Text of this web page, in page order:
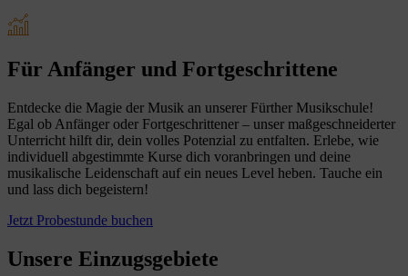
Für Anfänger und Fortgeschrittene
Entdecke die Magie der Musik an unserer Fürther Musikschule!
Egal ob Anfänger oder Fortgeschrittener – unser maßgeschneiderter
Unterricht hilft dir, dein volles Potenzial zu entfalten. Erlebe, wie
individuell abgestimmte Kurse dich voranbringen und deine
musikalische Leidenschaft auf ein neues Level heben. Tauche ein
und lass dich begeistern!
Jetzt Probestunde buchen
Unsere Einzugsgebiete